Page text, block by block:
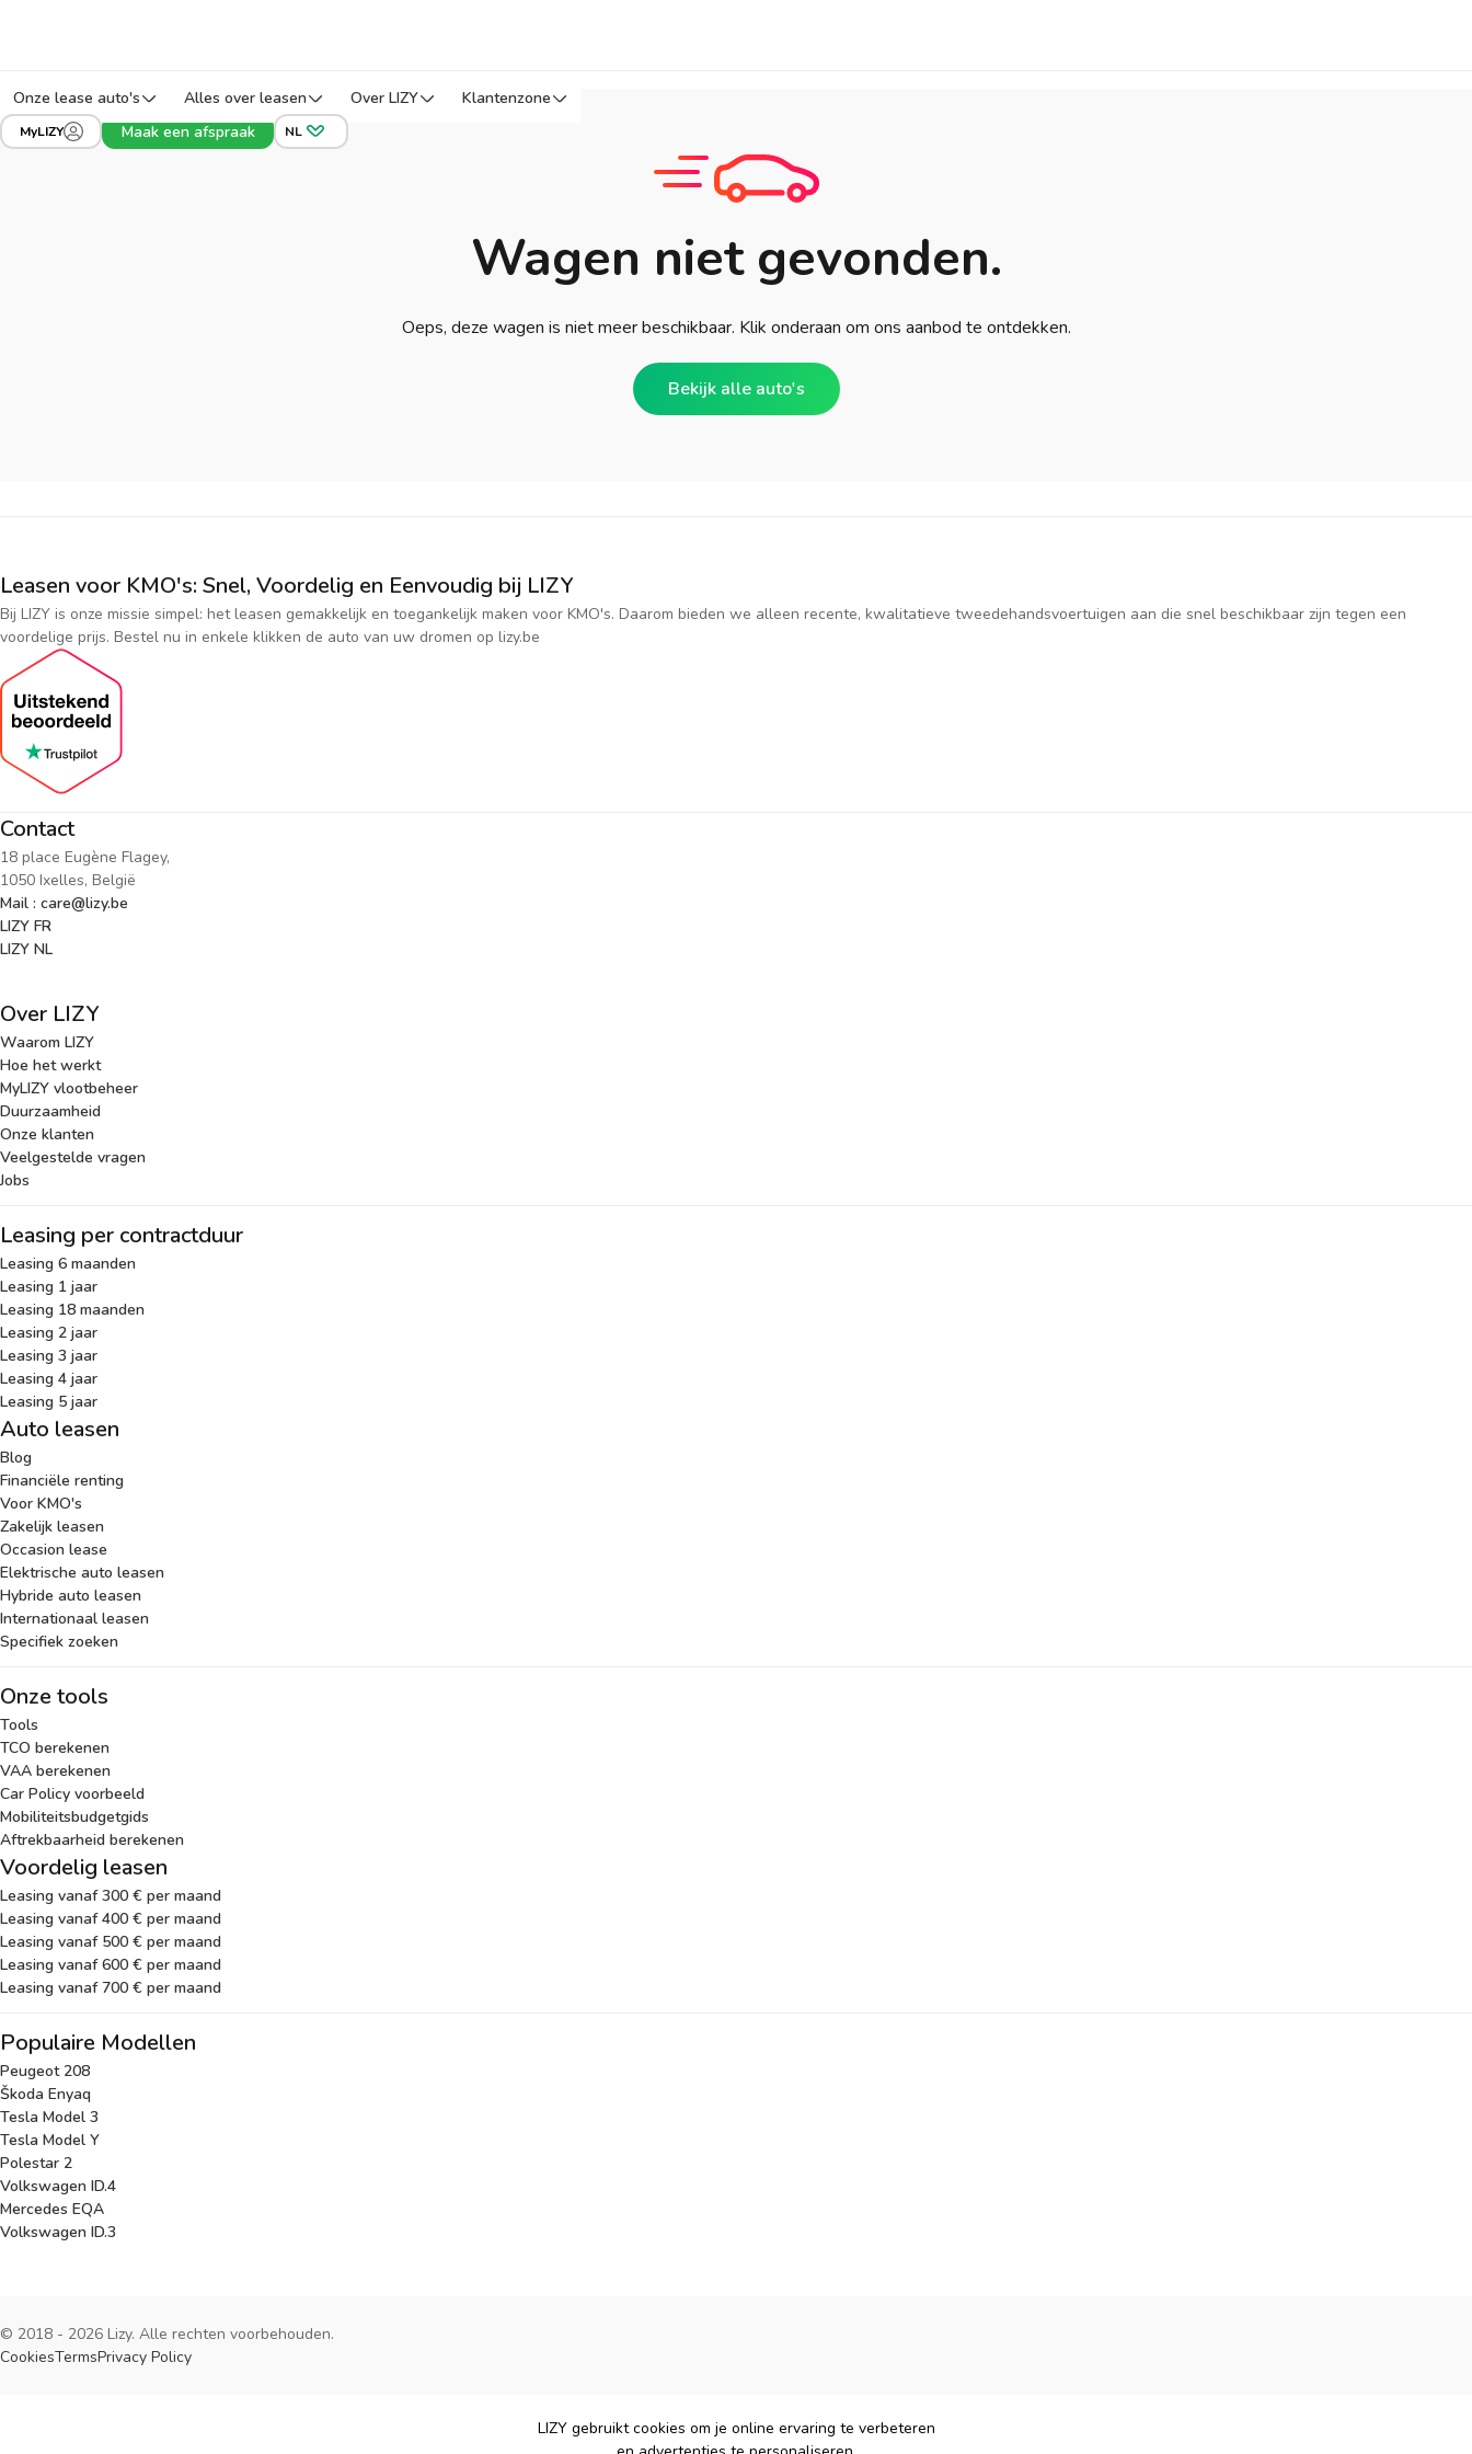
Onze lease auto's Alles over leasen Over LIZY Klantenzone
MyLIZY Maak een afspraak NL
Wagen niet gevonden.
Oeps, deze wagen is niet meer beschikbaar. Klik onderaan om ons aanbod te ontdekken.
Bekijk alle auto's
Leasen voor KMO's: Snel, Voordelig en Eenvoudig bij LIZY
Bij LIZY is onze missie simpel: het leasen gemakkelijk en toegankelijk maken voor KMO's. Daarom bieden we alleen recente, kwalitatieve tweedehandsvoertuigen aan die snel beschikbaar zijn tegen een
voordelige prijs. Bestel nu in enkele klikken de auto van uw dromen op lizy.be
Contact
18 place Eugène Flagey,
1050 Ixelles, België
Mail : care@lizy.be
LIZY FR
LIZY NL
Over LIZY
Waarom LIZY
Hoe het werkt
MyLIZY vlootbeheer
Duurzaamheid
Onze klanten
Veelgestelde vragen
Jobs
Leasing per contractduur
Leasing 6 maanden
Leasing 1 jaar
Leasing 18 maanden
Leasing 2 jaar
Leasing 3 jaar
Leasing 4 jaar
Leasing 5 jaar
Auto leasen
Blog
Financiële renting
Voor KMO's
Zakelijk leasen
Occasion lease
Elektrische auto leasen
Hybride auto leasen
Internationaal leasen
Specifiek zoeken
Onze tools
Tools
TCO berekenen
VAA berekenen
Car Policy voorbeeld
Mobiliteitsbudgetgids
Aftrekbaarheid berekenen
Voordelig leasen
Leasing vanaf 300 € per maand
Leasing vanaf 400 € per maand
Leasing vanaf 500 € per maand
Leasing vanaf 600 € per maand
Leasing vanaf 700 € per maand
Populaire Modellen
Peugeot 208
Škoda Enyaq
Tesla Model 3
Tesla Model Y
Polestar 2
Volkswagen ID.4
Mercedes EQA
Volkswagen ID.3
© 2018 - 2026 Lizy. Alle rechten voorbehouden.
CookiesTermsPrivacy Policy
LIZY gebruikt cookies om je online ervaring te verbeteren